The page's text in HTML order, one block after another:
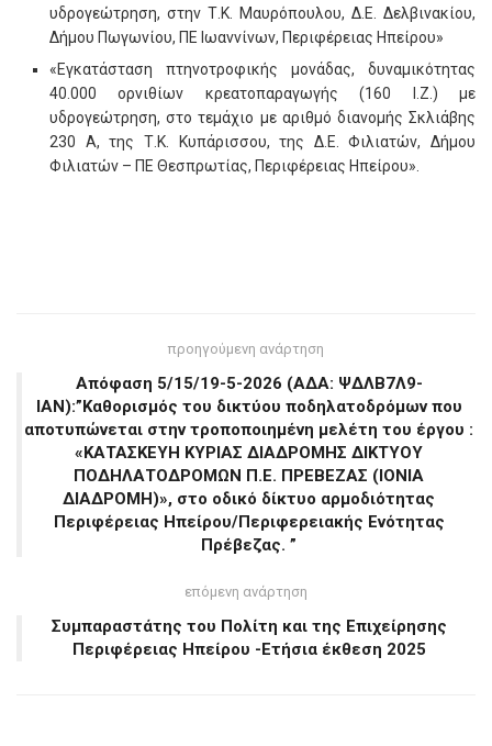
υδρογεώτρηση, στην Τ.Κ. Μαυρόπουλου, Δ.Ε. Δελβινακίου,
Δήμου Πωγωνίου, ΠΕ Ιωαννίνων, Περιφέρειας Ηπείρου»
«Εγκατάσταση πτηνοτροφικής μονάδας, δυναμικότητας
40.000 ορνιθίων κρεατοπαραγωγής (160 Ι.Ζ.) με
υδρογεώτρηση, στο τεμάχιο με αριθμό διανομής Σκλιάβης
230 Α, της Τ.Κ. Κυπάρισσου, της Δ.Ε. Φιλιατών, Δήμου
Φιλιατών – ΠΕ Θεσπρωτίας, Περιφέρειας Ηπείρου».
προηγούμενη ανάρτηση
Απόφαση 5/15/19-5-2026 (ΑΔΑ: ΨΔΛΒ7Λ9-
ΙΑΝ):”Καθορισμός του δικτύου ποδηλατοδρόμων που
αποτυπώνεται στην τροποποιημένη μελέτη του έργου :
«ΚΑΤΑΣΚΕΥΗ ΚΥΡΙΑΣ ΔΙΑΔΡΟΜΗΣ ΔΙΚΤΥΟΥ
ΠΟΔΗΛΑΤΟΔΡΟΜΩΝ Π.Ε. ΠΡΕΒΕΖΑΣ (ΙΟΝΙΑ
ΔΙΑΔΡΟΜΗ)», στο οδικό δίκτυο αρμοδιότητας
Περιφέρειας Ηπείρου/Περιφερειακής Ενότητας
Πρέβεζας. ”
επόμενη ανάρτηση
Συμπαραστάτης του Πολίτη και της Επιχείρησης
Περιφέρειας Ηπείρου -Ετήσια έκθεση 2025